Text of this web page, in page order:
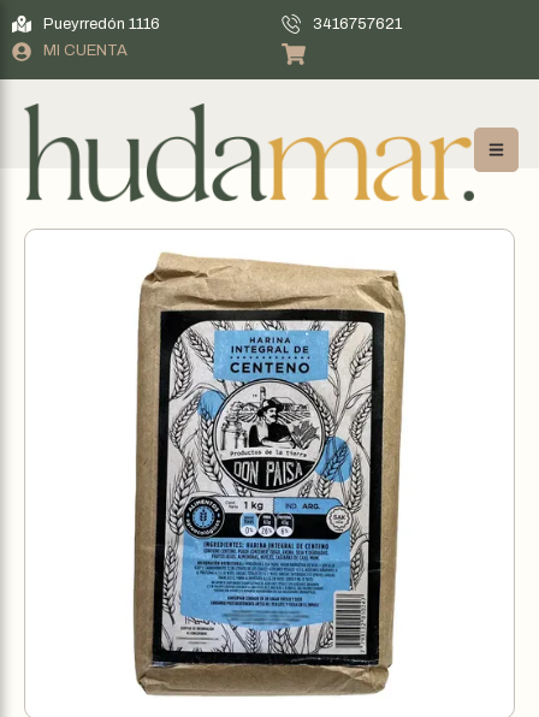
Pueyrredón 1116
3416757621
MI CUENTA